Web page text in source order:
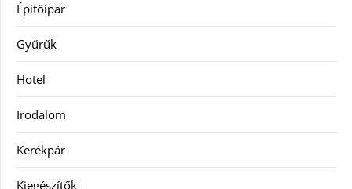
Építőipar
Gyűrűk
Hotel
Irodalom
Kerékpár
Kiegészítők